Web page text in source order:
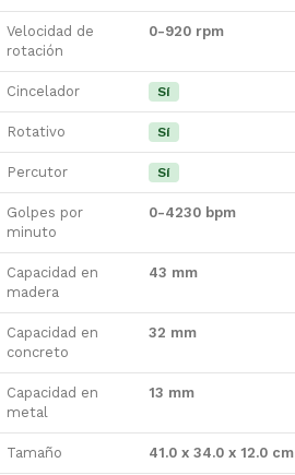
Velocidad de
rotación
0-920 rpm
Cincelador Sí
Rotativo Sí
Percutor Sí
Golpes por
minuto
0-4230 bpm
Capacidad en
madera
43 mm
Capacidad en
concreto
32 mm
Capacidad en
metal
13 mm
Tamaño 41.0 x 34.0 x 12.0 cm